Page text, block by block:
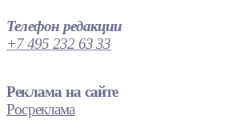
Телефон редакции
+7 495 232 63 33
Реклама на сайте
Росреклама